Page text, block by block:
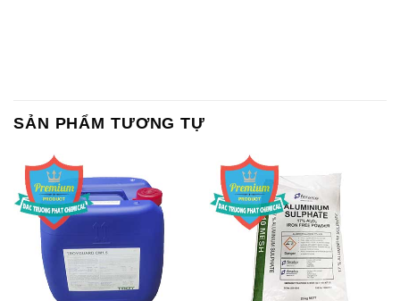
Chất Bảo Quản CMIT Thái
Lan Thailand
Phèn Nhôm – Al2(SO4)3 17%
Ấn Độ India